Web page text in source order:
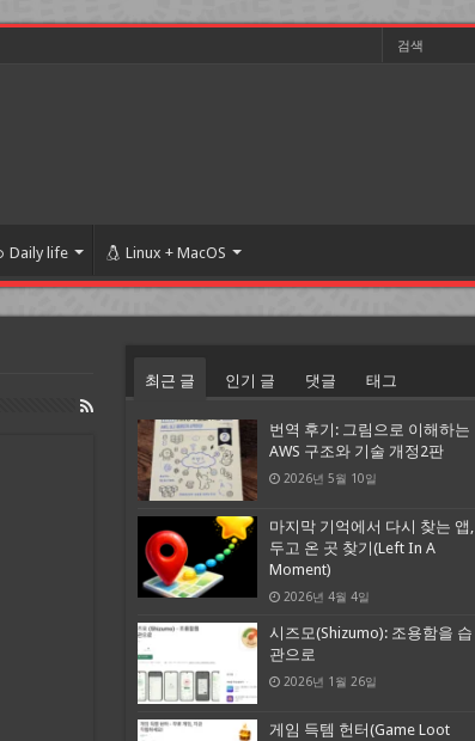
Daily life Linux + MacOS
최근 글 인기 글 댓글 태그
번역 후기: 그림으로 이해하는
AWS 구조와 기술 개정2판
2026년 5월 10일
마지막 기억에서 다시 찾는 앱,
두고 온 곳 찾기(Left In A
Moment)
2026년 4월 4일
시즈모(Shizumo): 조용함을 습
관으로
2026년 1월 26일
게임 득템 헌터(Game Loot